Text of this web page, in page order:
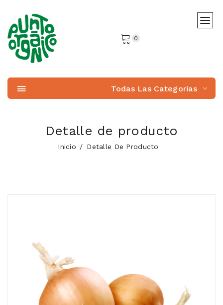
0
Todas Las Categorias
Detalle de producto
Inicio Detalle De Producto